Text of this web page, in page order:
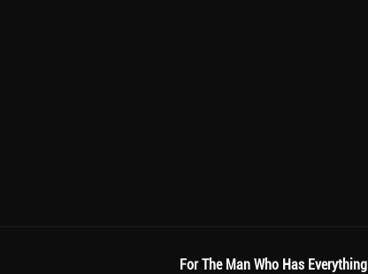
For The Man Who Has Everything